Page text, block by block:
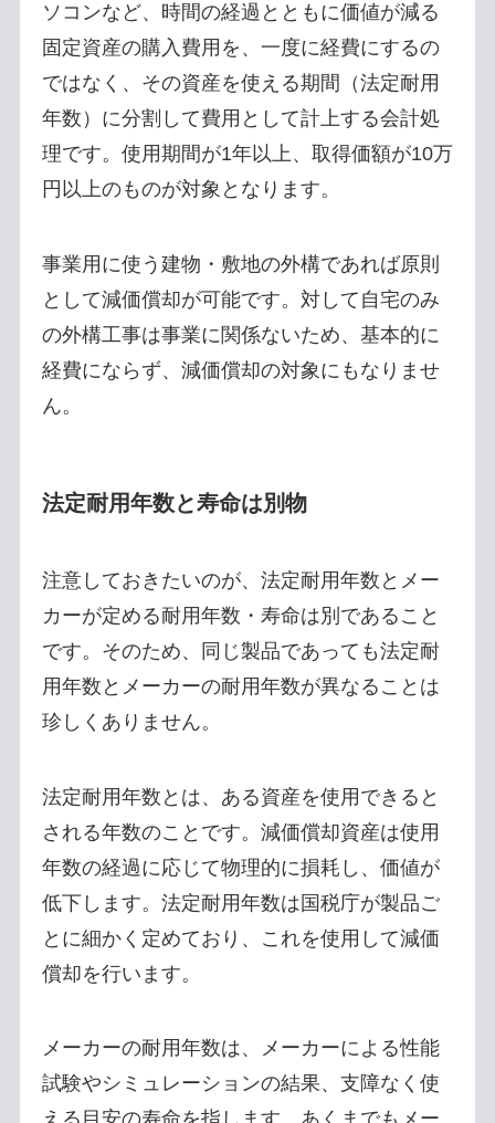
ソコンなど、時間の経過とともに価値が減る
固定資産の購入費用を、一度に経費にするの
ではなく、その資産を使える期間（法定耐用
年数）に分割して費用として計上する会計処
理です。使用期間が1年以上、取得価額が10万
円以上のものが対象となります。
事業用に使う建物・敷地の外構であれば原則
として減価償却が可能です。対して自宅のみ
の外構工事は事業に関係ないため、基本的に
経費にならず、減価償却の対象にもなりませ
ん。
法定耐用年数と寿命は別物
注意しておきたいのが、法定耐用年数とメー
カーが定める耐用年数・寿命は別であること
です。そのため、同じ製品であっても法定耐
用年数とメーカーの耐用年数が異なることは
珍しくありません。
法定耐用年数とは、ある資産を使用できると
される年数のことです。減価償却資産は使用
年数の経過に応じて物理的に損耗し、価値が
低下します。法定耐用年数は国税庁が製品ご
とに細かく定めており、これを使用して減価
償却を行います。
メーカーの耐用年数は、メーカーによる性能
試験やシミュレーションの結果、支障なく使